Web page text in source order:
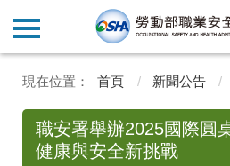
首頁 新聞公告
職安署舉辦2025國際圓
健康與安全新挑戰